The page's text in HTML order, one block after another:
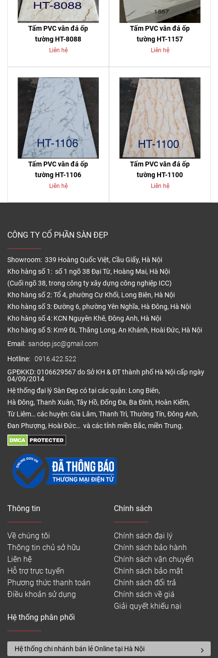
Tấm PVC vân đá ốp
tường HT-8088
Liên hệ
Tấm PVC vân đá ốp
tường HT-1157
Liên hệ
Tấm PVC vân đá ốp
tường HT-1106
Liên hệ
Tấm PVC vân đá ốp
tường HT-1100
Liên hệ
CÔNG TY CỔ PHẦN SÀN ĐẸP
Showroom: 339 Hoàng Quốc Việt, Cầu Giấy, Hà Nội
Kho hàng số 1: số 1 ngõ 38 Đại Từ, Hoàng Mai, Hà Nội
(Cuối ngõ 38, trong công ty xây dựng công nghiệp ICC)
Kho hàng số 2: Tổ 4, phường Cự Khối, Long Biên, Hà Nội
Kho hàng số 3: Đường 6, phường Yên Nghĩa, Hà Đông, Hà Nội
Kho hàng số 4: KCN Nguyên Khê, Đông Anh, Hà Nội
Kho hàng số 5: Km9 ĐL Thăng Long, An Khánh, Hoài Đức, Hà Nội
Email: sandep.jsc@gmail.com
Hotline: 0916.422.522
GPĐKKD: 0106629567 do Sở KH & ĐT thành phố Hà Nội cấp ngày
04/09/2014
Hệ thống đại lý Sàn Đẹp có tại các quận: Long Biên,
Hà Đông, Thanh Xuân, Tây Hồ, Đống Đa, Ba Đình, Hoàn Kiếm,
Từ Liêm… các huyện: Gia Lâm, Thanh Trì, Thường Tín, Đông Anh,
Đan Phượng, Hoài Đức… và các tỉnh miền Bắc, miền Trung.
Thông tin
Về chúng tôi
Thông tin chủ sở hữu
Liên hệ
Hỗ trợ trực tuyến
Phương thức thanh toán
Điều khoản sử dụng
Chính sách
Chính sách đại lý
Chính sách bảo hành
Chính sách vận chuyển
Chính sách bảo mật
Chính sách đổi trả
Chính sách về giá
Giải quyết khiếu nại
Hệ thống phân phối
Hệ thống chi nhánh bán lẻ Online tại Hà Nội